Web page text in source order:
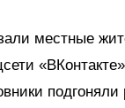
местные